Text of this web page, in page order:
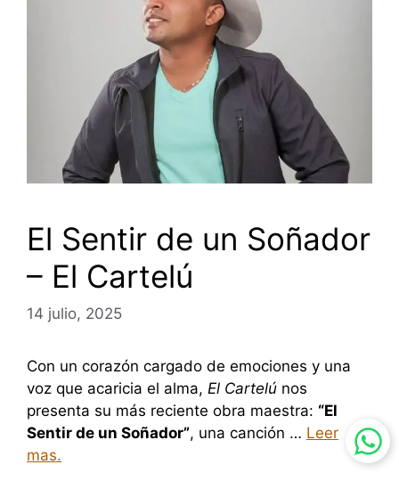
El Sentir de un Soñador
– El Cartelú
14 julio, 2025
Con un corazón cargado de emociones y una
voz que acaricia el alma, El Cartelú nos
presenta su más reciente obra maestra: “El
Sentir de un Soñador”, una canción … Leer
mas.